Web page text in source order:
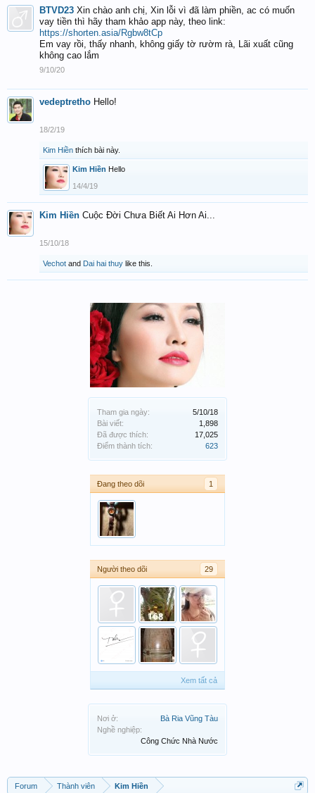
Tham gia ngày:
5/10/18
Bài viết:
1,898
Đã được thích:
17,025
Điểm thành tích:
623
Đang theo dõi 1
Người theo dõi 29
Xem tất cả
Nơi ở:
Bà Ria Vũng Tàu
Nghề nghiệp:
Công Chức Nhà Nước
BTVD23 Xin chào anh chị, Xin lỗi vì đã làm phiền, ac có muốn
vay tiền thì hãy tham khảo app này, theo link:
https://shorten.asia/Rgbw8tCp
Em vay rồi, thấy nhanh, không giấy tờ rườm rà, Lãi xuất cũng
không cao lắm
9/10/20
vedeptretho Hello!
18/2/19
Kim Hiền thích bài này.
Kim Hiền Hello
14/4/19
Kim Hiền Cuộc Đời Chưa Biết Ai Hơn Ai...
15/10/18
Vechot and Dai hai thuy like this.
Forum Thành viên Kim Hiền